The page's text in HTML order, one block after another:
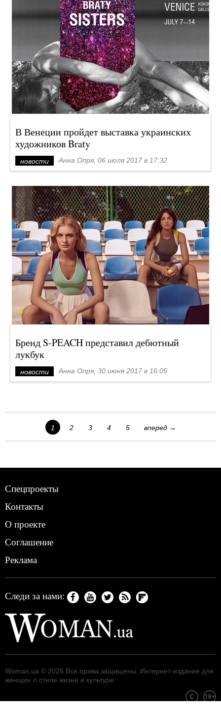
В Венеции пройдет выставка украинских
художников Braty
новости Анна Опря, 06 июля 2017 в 17:32
Бренд S-PEACH представил дебютный
лукбук
новости Анна Опря, 30 июня 2017 в 16:05
1 2 3 4 5 вперед →
Спецпроекты
Контакты
О проекте
Соглашение
Реклама
Следи за нами:
Woman.ua © 2026 Все права защищены. Интернет-издание для
женщин о стиле жизни и культуре